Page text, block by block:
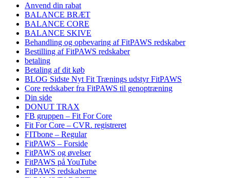
Anvend din rabat
BALANCE BRÆT
BALANCE CORE
BALANCE SKIVE
Behandling og opbevaring af FitPAWS redskaber
Bestilling af FitPAWS redskaber
betaling
Betaling af dit køb
BLOG Sidste Nyt Fit Trænings udstyr FitPAWS
Core redskaber fra FitPAWS til genoptræning
Din side
DONUT TRAX
FB gruppen – Fit For Core
Fit For Core – CVR. registreret
FITbone – Regular
FitPAWS – Forside
FitPAWS og øvelser
FitPAWS på YouTube
FitPAWS redskaberne